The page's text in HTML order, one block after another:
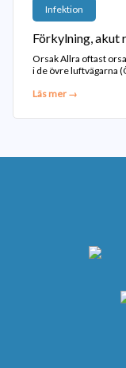
Infektion
Förkylning,
Orsak Allra oftast
i de övre luftvägarna
Läs mer →